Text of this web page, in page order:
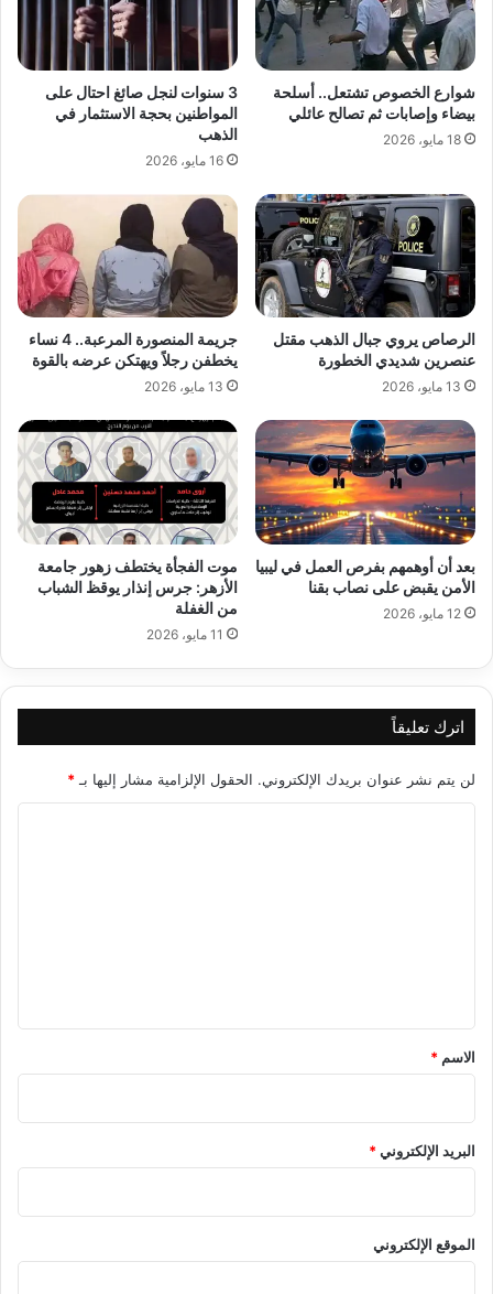
شوارع الخصوص تشتعل.. أسلحة
بيضاء وإصابات ثم تصالح عائلي
18 مايو، 2026
3 سنوات لنجل صائغ احتال على
المواطنين بحجة الاستثمار في
الذهب
16 مايو، 2026
الرصاص يروي جبال الذهب مقتل
عنصرين شديدي الخطورة
13 مايو، 2026
جريمة المنصورة المرعبة.. 4 نساء
يخطفن رجلاً ويهتكن عرضه بالقوة
13 مايو، 2026
بعد أن أوهمهم بفرص العمل في ليبيا
الأمن يقبض على نصاب بقنا
12 مايو، 2026
موت الفجأة يختطف زهور جامعة
الأزهر: جرس إنذار يوقظ الشباب
من الغفلة
11 مايو، 2026
اترك تعليقاً
لن يتم نشر عنوان بريدك الإلكتروني. الحقول الإلزامية مشار إليها بـ*
*
الاسم *
البريد الإلكتروني*
الموقع الإلكتروني